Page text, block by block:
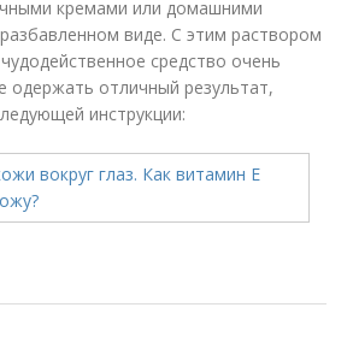
кремами или домашними
виде. С этим раствором
средство очень
одержать отличный результат,
инструкции: